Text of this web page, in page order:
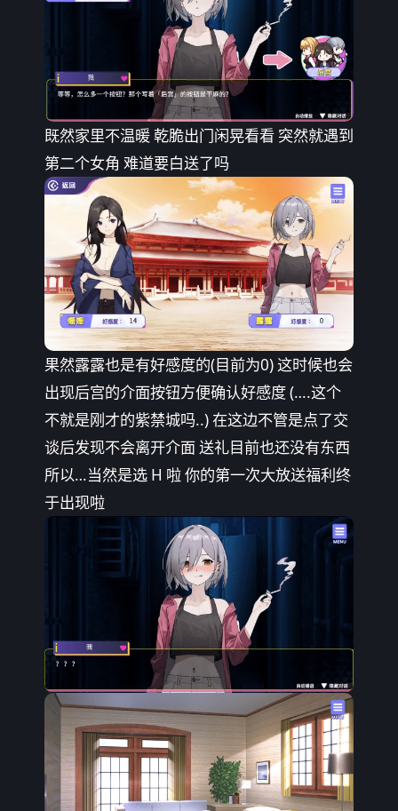
既然家里不温暖 乾脆出门闲晃看看 突然就遇到
第二个女角 难道要白送了吗
果然露露也是有好感度的(目前为0) 这时候也会
出现后宫的介面按钮方便确认好感度 (….这个
不就是刚才的紫禁城吗..) 在这边不管是点了交
谈后发现不会离开介面 送礼目前也还没有东西
所以…当然是选 H 啦 你的第一次大放送福利终
于出现啦